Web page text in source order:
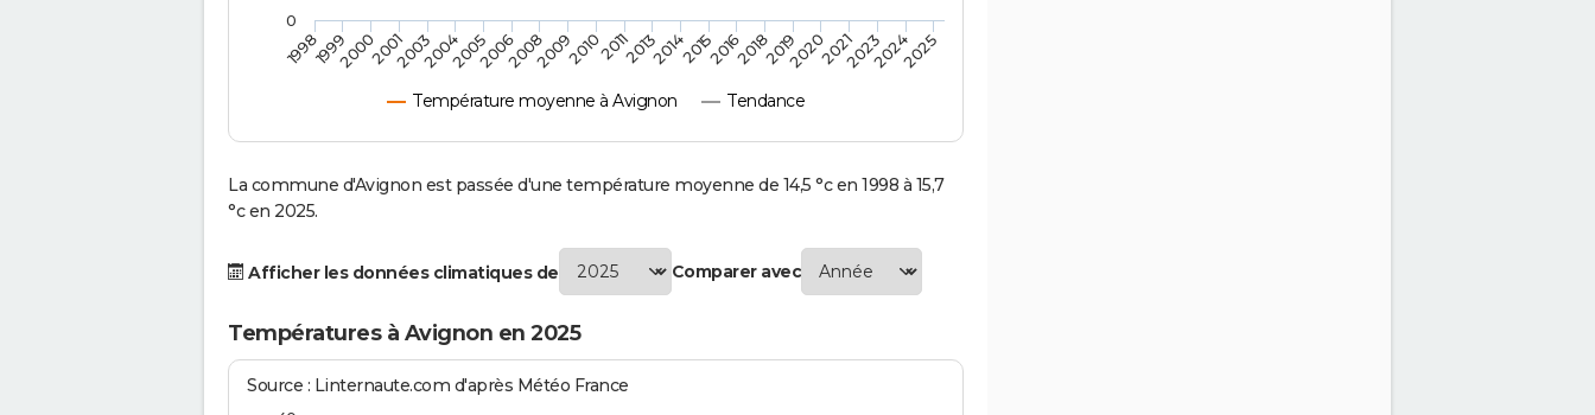
Température moyenne à Avignon Tendance
1998 2014
199920002001200320042005200620082009201020112013 201520162018201920202021202320242025
0
La commune d'Avignon est passée d'une température moyenne de 14,5 °c en 1998 à 15,7
°c en 2025.
Afficher les données climatiques de Comparer avec
Températures à Avignon en 2025
Source : Linternaute.com d'après Météo France